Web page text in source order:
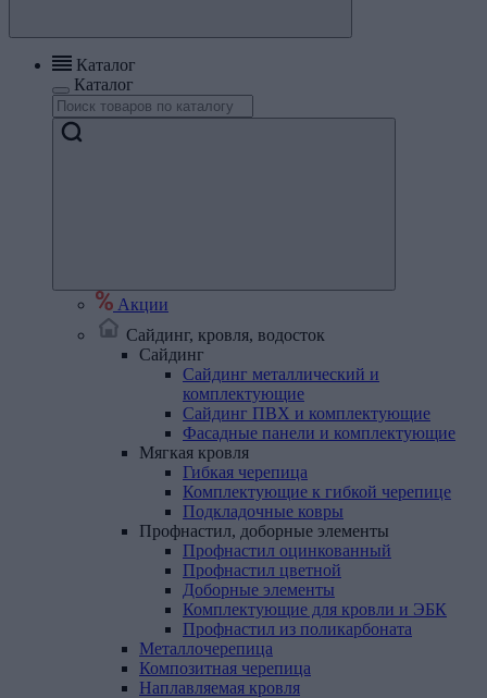
Каталог
Каталог
Акции
Сайдинг, кровля, водосток
Сайдинг
Сайдинг металлический и
комплектующие
Сайдинг ПВХ и комплектующие
Фасадные панели и комплектующие
Мягкая кровля
Гибкая черепица
Комплектующие к гибкой черепице
Подкладочные ковры
Профнастил, доборные элементы
Профнастил оцинкованный
Профнастил цветной
Доборные элементы
Комплектующие для кровли и ЭБК
Профнастил из поликарбоната
Металлочерепица
Композитная черепица
Наплавляемая кровля